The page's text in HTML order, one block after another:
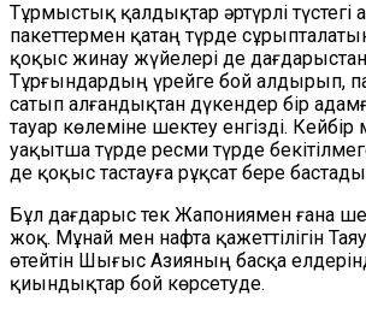
Тұрмыстық қалдықтар әртүрлі түстегі
пакеттермен қатаң түрде
қоқыс жинау жүйелері де
Тұрғындардың үрейге бой алдырып,
сатып алғандықтан дүкендер бір
тауар көлеміне шектеу енгізді. Кейбір
уақытша түрде ресми түрде
де қоқыс тастауға рұқсат бере
Бұл дағдарыс тек Жапониямен ғана
жоқ. Мұнай мен нафта қажеттілігін
өтейтін Шығыс Азияның басқа
қиындықтар бой көрсетуде.